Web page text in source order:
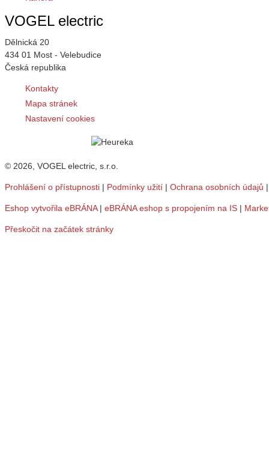
VOGEL electric
Dělnická 20
434 01 Most - Velebudice
Česká republika
Kontakty
Mapa stránek
Nastavení cookies
© 2026, VOGEL electric, s.r.o.
Prohlášení o přístupnosti | Podmínky užití | Ochrana osobních údajů
Eshop vytvořila eBRÁNA| eBRÁNA eshop s propojením na IS |
Přeskočit na začátek stránky